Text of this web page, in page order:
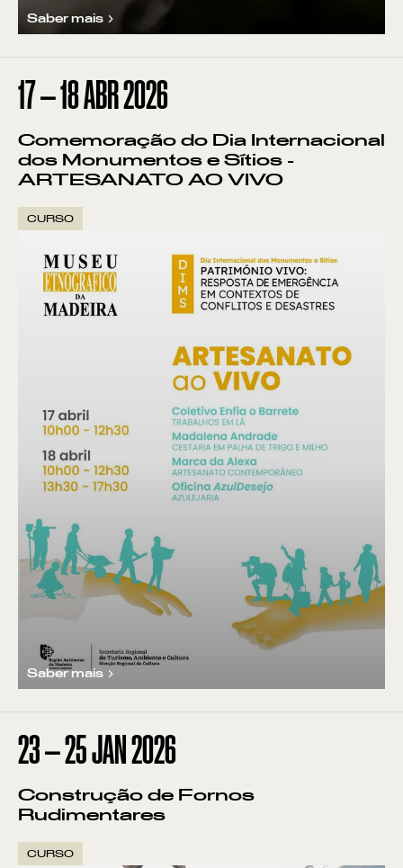
Saber mais
17—18ABR2026
Comemoração do Dia Internacional
dos Monumentos e Sítios -
ARTESANATO AO VIVO
CURSO
Saber mais
23—25JAN 2026
Construção de Fornos
Rudimentares
CURSO